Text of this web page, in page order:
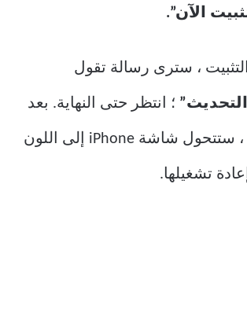
الآن”.
، سترى رسالة تقول
؛ انتظر حتى النهاية. بعد
اكتمال التحقق ، ستتحول شاشة iPhone إلى اللون
تشغيلها.